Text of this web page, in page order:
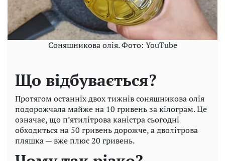
Соняшникова олія. Фото: YouTube
Що відбувається?
Протягом останніх двох тижнів соняшникова олія
подорожчала майже на 10 гривень за кілограм. Це
означає, що п’ятилітрова каністра сьогодні
обходиться на 50 гривень дорожче, а дволітрова
пляшка — вже плюс 20 гривень.